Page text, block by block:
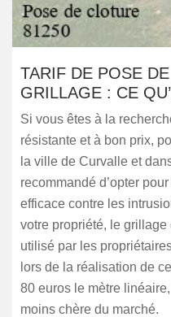
TARIF DE POSE
GRILLAGE : CE
Si vous êtes à la
résistante et à bon prix,
la ville de Curvalle et
recommandé d’opter
efficace contre les
votre propriété, le
utilisé par les
lors de la réalisation de
80 euros le mètre
moins chère du marché.